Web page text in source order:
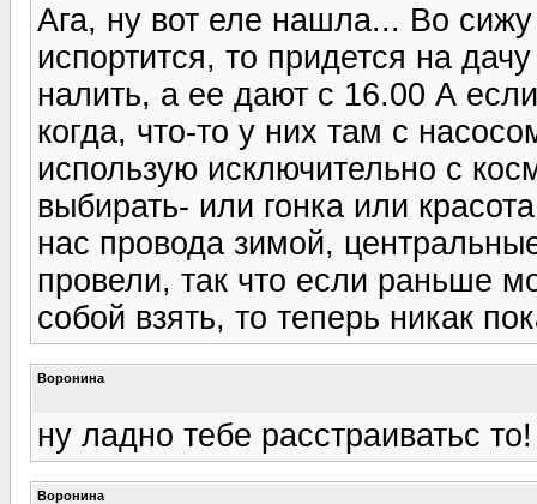
Ага, ну вот еле нашла... Во
испортится, то придется на
налить, а ее дают с 16.00 А
когда, что-то у них там с
использую исключительно с
выбирать- или гонка или
нас провода зимой,
провели, так что если раньше
собой взять, то теперь никак
Воронина
ну ладно тебе расстраиватьс
Воронина